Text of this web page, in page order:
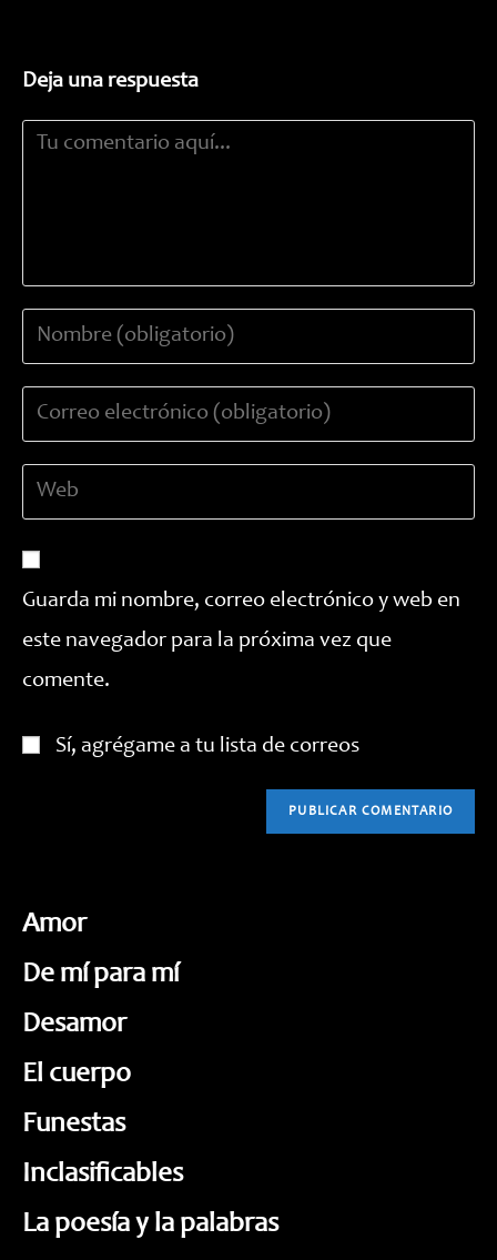
Deja una respuesta
Comentario
usuario
para
de
para
comentar
(opcional)
Guarda mi nombre, correo electrónico y web en
este navegador para la próxima vez que
comente.
Sí, agrégame a tu lista de correos
Amor
De mí para mí
Desamor
El cuerpo
Funestas
Inclasificables
La poesía y la palabras